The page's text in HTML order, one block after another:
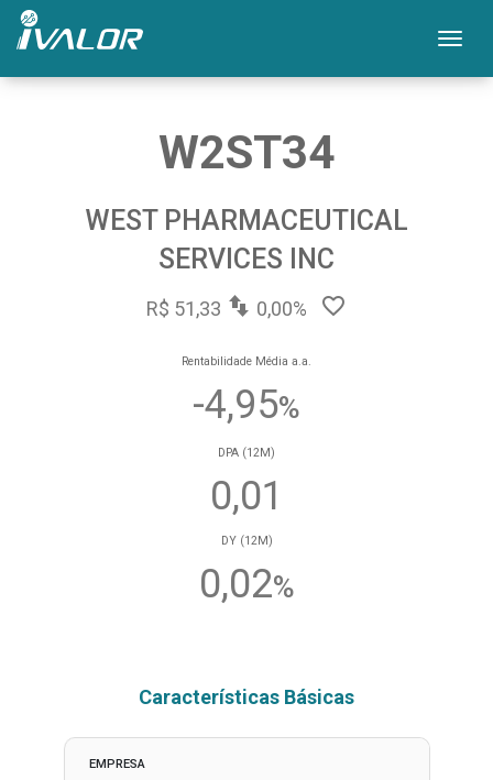
W2ST34
WEST PHARMACEUTICAL
SERVICES INC
R$ 51,33 0,00%
Rentabilidade Média a.a.
-4,95%
DPA (12M)
0,01
DY (12M)
0,02%
Características Básicas
EMPRESA